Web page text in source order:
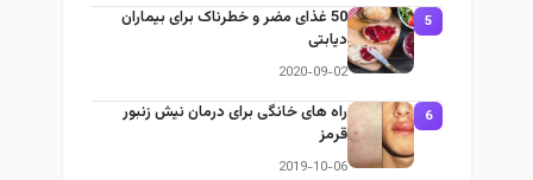
50 غذای مضر و خطرناک برای بیماران
دیابتی
2020-09-02
راه های خانگی برای درمان نیش زنبور
قرمز
2019-10-06